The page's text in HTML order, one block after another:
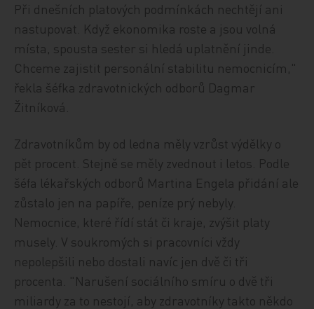
Při dnešních platových podmínkách nechtějí ani
nastupovat. Když ekonomika roste a jsou volná
místa, spousta sester si hledá uplatnění jinde.
Chceme zajistit personální stabilitu nemocnicím,"
řekla šéfka zdravotnických odborů Dagmar
Žitníková.
Zdravotníkům by od ledna měly vzrůst výdělky o
pět procent. Stejně se měly zvednout i letos. Podle
šéfa lékařských odborů Martina Engela přidání ale
zůstalo jen na papíře, peníze prý nebyly.
Nemocnice, které řídí stát či kraje, zvýšit platy
musely. V soukromých si pracovníci vždy
nepolepšili nebo dostali navíc jen dvě či tři
procenta. "Narušení sociálního smíru o dvě tři
miliardy za to nestojí, aby zdravotníky takto někdo